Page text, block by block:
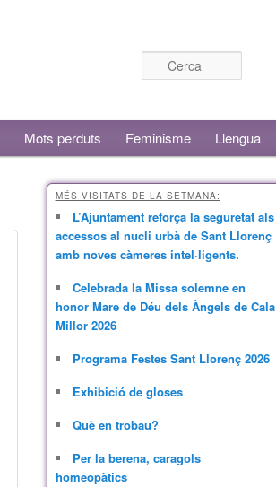
Mots perduts Feminisme Llengua
MÉS VISITATS DE LA SETMANA:
L’Ajuntament reforça la seguretat als
accessos al nucli urbà de Sant Llorenç
amb noves càmeres intel·ligents.
Celebrada la Missa solemne en
honor Mare de Déu dels Àngels de Cala
Millor 2026
Programa Festes Sant Llorenç 2026
Exhibició de gloses
Què en trobau?
Per la berena, caragols
homeopàtics